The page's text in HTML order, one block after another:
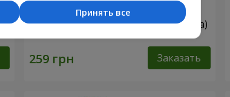
3 гелиевых шарика (розовые сердца)
Заказать
Принять все